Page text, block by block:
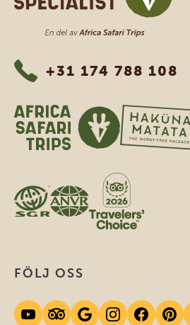
+31 174 788 108
FÖLJ OSS